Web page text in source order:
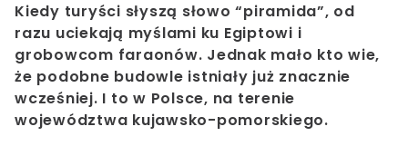
Kiedy turyści słyszą słowo “piramida”, od
razu uciekają myślami ku Egiptowi i
grobowcom faraonów. Jednak mało kto wie,
że podobne budowle istniały już znacznie
wcześniej. I to w Polsce, na terenie
województwa kujawsko-pomorskiego.